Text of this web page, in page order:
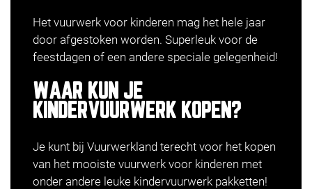
Het vuurwerk voor kinderen mag het hele jaar
door afgestoken worden. Superleuk voor de
feestdagen of een andere speciale gelegenheid!
WAAR KUN JE
KINDERVUURWERK KOPEN?
Je kunt bij Vuurwerkland terecht voor het kopen
van het mooiste vuurwerk voor kinderen met
onder andere leuke kindervuurwerk pakketten!